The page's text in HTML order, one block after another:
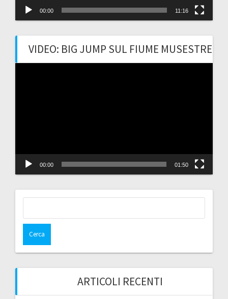
00:00 11:16
VIDEO: BIG JUMP SUL FIUME MUSESTRE
00:00 01:50
ARTICOLI RECENTI